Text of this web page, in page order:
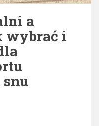
a
wybrać i